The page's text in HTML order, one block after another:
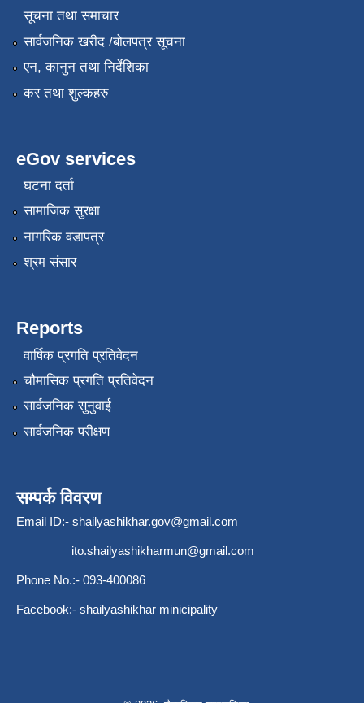
सूचना तथा समाचार
सार्वजनिक खरीद /बोलपत्र सूचना
एन, कानुन तथा निर्देशिका
कर तथा शुल्कहरु
eGov services
घटना दर्ता
सामाजिक सुरक्षा
नागरिक वडापत्र
श्रम संसार
Reports
वार्षिक प्रगति प्रतिवेदन
चौमासिक प्रगति प्रतिवेदन
सार्वजनिक सुनुवाई
सार्वजनिक परीक्षण
सम्पर्क विवरण
Email ID:- shailyashikhar.gov@gmail.com
ito.shailyashikharmun@gmail.com
Phone No.:- 093-400086
Facebook:- shailyashikhar minicipality